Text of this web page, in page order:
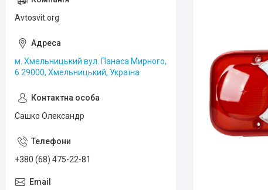
Avtosvit.org
м. Хмельницький вул. Панаса Мирного,
6 29000, Хмельницький, Україна
Сашко Олександр
+380 (68) 475-22-81